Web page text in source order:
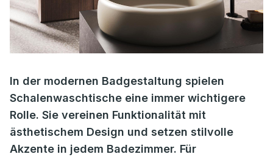
In der modernen Badgestaltung spielen
Schalenwaschtische eine immer wichtigere
Rolle. Sie vereinen Funktionalität mit
ästhetischem Design und setzen stilvolle
Akzente in jedem Badezimmer. Für